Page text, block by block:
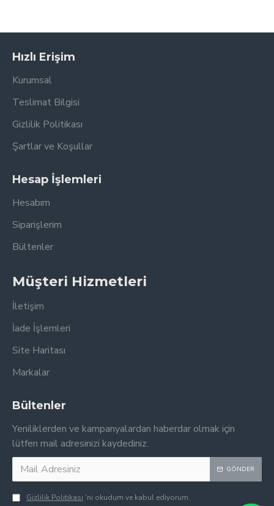
Hızlı Erişim
Kurumsal
Teslimat Bilgisi
Gizlilik Politikası
Şartlar ve Koşullar
Hesap İşlemleri
Hesabım
Siparişlerim
Bültenler
Müşteri Hizmetleri
İletişim
İade İşlemleri
Site Haritası
Markalar
Bültenler
Yeniliklerden ve kampanyalardan haberdar olmak için
lütfen mail adresinizi kaydediniz.
GÖNDER
Gizlilik Politikası 'ni okudum ve kabul ediyorum.